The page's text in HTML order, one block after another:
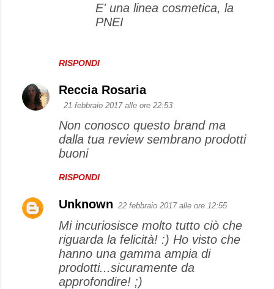
RISPONDI
E' una linea cosmetica, la
PNEI
Reccia Rosaria
21 febbraio 2017 alle ore 22:53
Non conosco questo brand ma
dalla tua review sembrano prodotti
buoni
RISPONDI
Unknown 22 febbraio 2017 alle ore 12:55
Mi incuriosisce molto tutto ciò che
riguarda la felicità! :) Ho visto che
hanno una gamma ampia di
prodotti...sicuramente da
approfondire! ;)